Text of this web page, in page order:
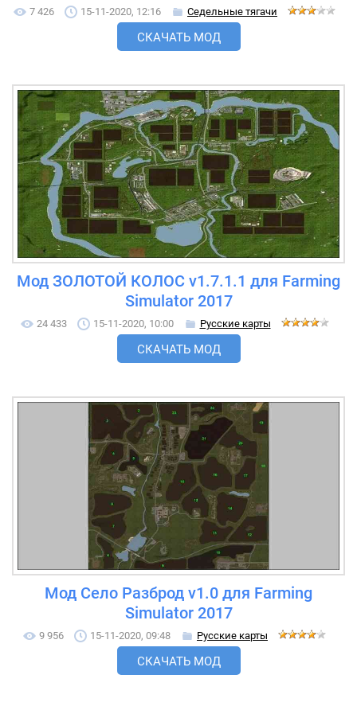
7 426 15-11-2020, 12:16 Седельные тягачи
СКАЧАТЬ МОД
Мод ЗОЛОТОЙ КОЛОС v1.7.1.1 для Farming
Simulator 2017
24 433 15-11-2020, 10:00 Русские карты
СКАЧАТЬ МОД
Мод Село Разброд v1.0 для Farming
Simulator 2017
9 956 15-11-2020, 09:48 Русские карты
СКАЧАТЬ МОД